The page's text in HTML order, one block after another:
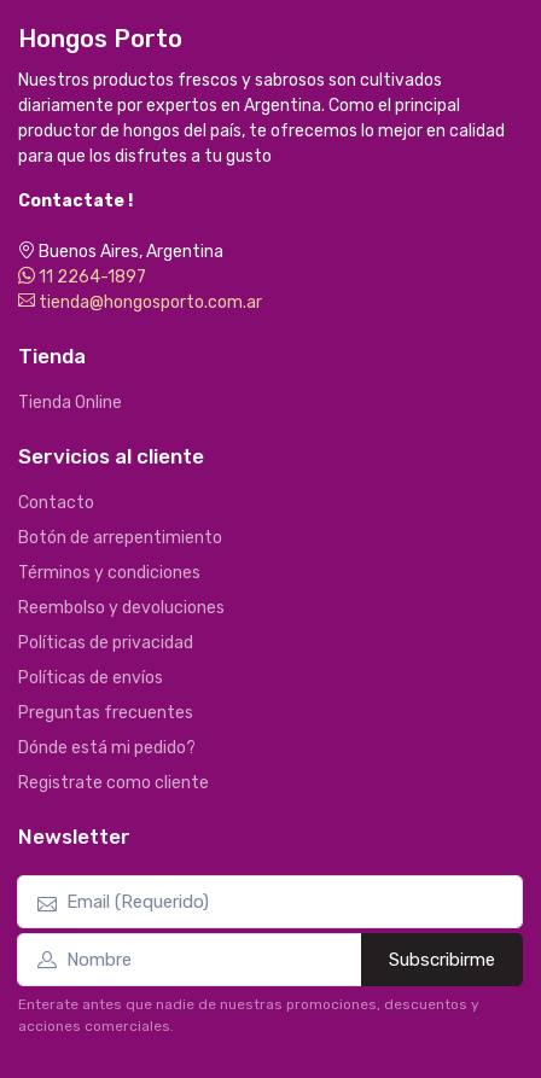
Hongos Porto
Nuestros productos frescos y sabrosos son cultivados
diariamente por expertos en Argentina. Como el principal
productor de hongos del país, te ofrecemos lo mejor en calidad
para que los disfrutes a tu gusto
Contactate !
Buenos Aires, Argentina
11 2264-1897
tienda@hongosporto.com.ar
Tienda
Tienda Online
Servicios al cliente
Contacto
Botón de arrepentimiento
Términos y condiciones
Reembolso y devoluciones
Políticas de privacidad
Políticas de envíos
Preguntas frecuentes
Dónde está mi pedido?
Registrate como cliente
Newsletter
Subscribirme
Enterate antes que nadie de nuestras promociones, descuentos y
acciones comerciales.